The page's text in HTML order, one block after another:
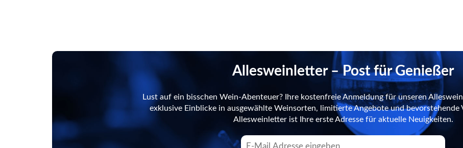
Allesweinletter – Post für Genießer
Lust auf ein bisschen Wein-Abenteuer? Ihre kostenfreie Anmeldung für unseren
exklusive Einblicke in ausgewählte Weinsorten, limitierte Angebote und bevorstehende
Allesweinletter ist Ihre erste Adresse für aktuelle Neuigkeiten.